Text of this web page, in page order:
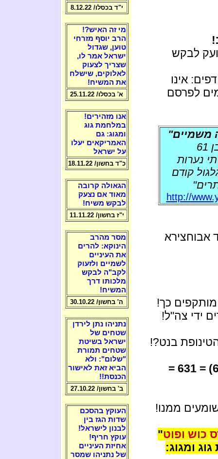
לבקש
אינו
לפרסם
משמיים"
כתב האישום שהוגש נגד הרב יעקב דויטש, בן 61
נערות
קודם
http://
אבוחצירא
כך!
ידי צה"ל!
בנט?!
"(6) = 631 =
ממנו!
כוש ופוט"
ומגוג:
י"ד בכסלו/ 8.12.22
מי זה האיש?!
הרב יוסף מזרחי
טוען, שגדול
ישראל אמר לו,
שצריך לצעוק
לאלוקים, שישלח
את המשיח!
א' בכסלו/ 25.11.22
אנו מזהירים!
במלחמת גוג
ומגוג: גם
האמריקאים יעלו
על ישראל
כ"ד בחשון/ 18.11.22
הגאולה קרובה
מאוד אם נצעק
לבקש משיח!
י"ז בחשון/ 11.11.22
מסר מהרב
הינוקא: להרים
את העיניים
לשמיים ולזעוק
לקב"ה לבקש
מלכותו דרך
המשיח!
ה' בחשון/ 30.10.22
נתניהו נתן לירדן
שטחים של
ישראל בשיטת
שטחים תמורת
"שלום": ולא
הביא זאת לאישור
הכנסת!!
ב' בחשון/ 27.10.22
העוקץ בהסכם
שדות הגז בין
לבנון לישראל!
עוקץ חריף!
אחיזת העיניים
של נתניהו שמסר